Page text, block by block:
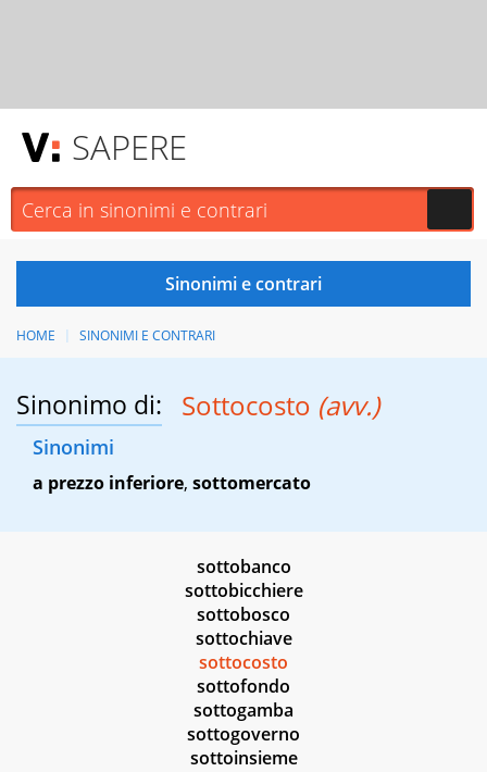
SAPERE
HOME SINONIMI E CONTRARI
Sinonimo di: Sottocosto (avv.)
Sinonimi
a prezzo inferiore, sottomercato
sottobanco
sottobicchiere
sottobosco
sottochiave
sottocosto
sottofondo
sottogamba
sottogoverno
sottoinsieme